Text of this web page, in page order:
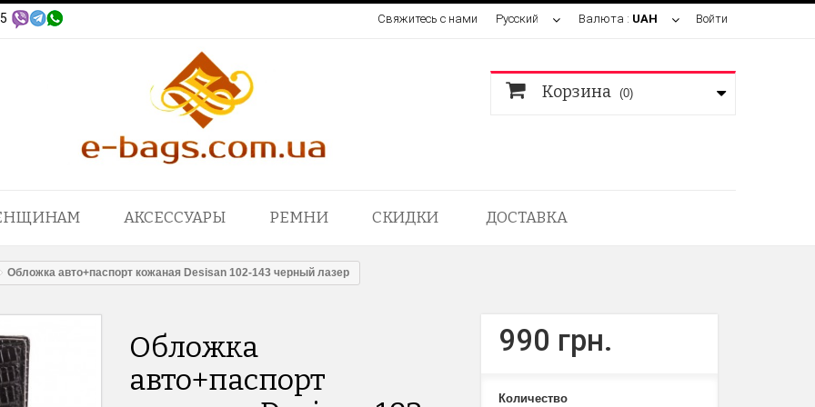
Войти
Валюта : UAH
Русский
Свяжитесь с нами
Корзина (0)
АКСЕССУАРЫ РЕМНИ СКИДКИ ДОСТАВКА
Обложка авто+паспорт кожаная Desisan 102-143 черный лазер
Обложка
авто+паспорт
990 грн.
Количество